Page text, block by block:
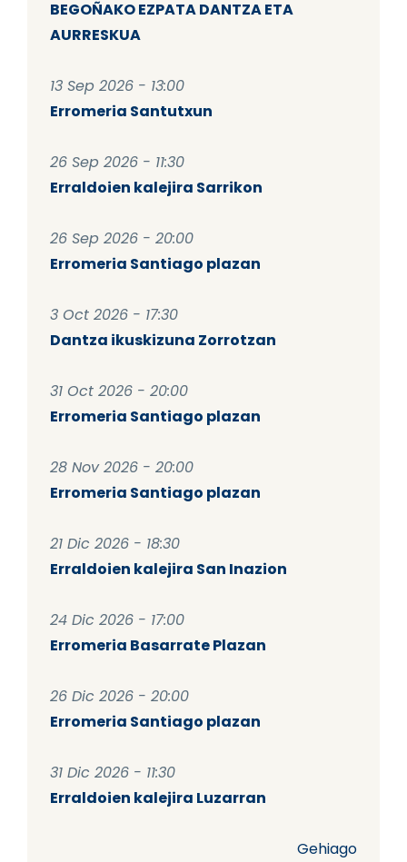
BEGOÑAKO EZPATA DANTZA ETA
AURRESKUA
13 Sep 2026 - 13:00
Erromeria Santutxun
26 Sep 2026 - 11:30
Erraldoien kalejira Sarrikon
26 Sep 2026 - 20:00
Erromeria Santiago plazan
3 Oct 2026 - 17:30
Dantza ikuskizuna Zorrotzan
31 Oct 2026 - 20:00
Erromeria Santiago plazan
28 Nov 2026 - 20:00
Erromeria Santiago plazan
21 Dic 2026 - 18:30
Erraldoien kalejira San Inazion
24 Dic 2026 - 17:00
Erromeria Basarrate Plazan
26 Dic 2026 - 20:00
Erromeria Santiago plazan
31 Dic 2026 - 11:30
Erraldoien kalejira Luzarran
Gehiago